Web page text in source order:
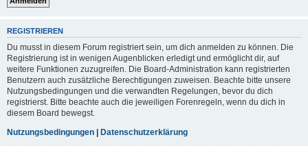
REGISTRIEREN
Du musst in diesem Forum registriert sein, um dich anmelden zu können. Die
Registrierung ist in wenigen Augenblicken erledigt und ermöglicht dir, auf
weitere Funktionen zuzugreifen. Die Board-Administration kann registrierten
Benutzern auch zusätzliche Berechtigungen zuweisen. Beachte bitte unsere
Nutzungsbedingungen und die verwandten Regelungen, bevor du dich
registrierst. Bitte beachte auch die jeweiligen Forenregeln, wenn du dich in
diesem Board bewegst.
Nutzungsbedingungen | Datenschutzerklärung